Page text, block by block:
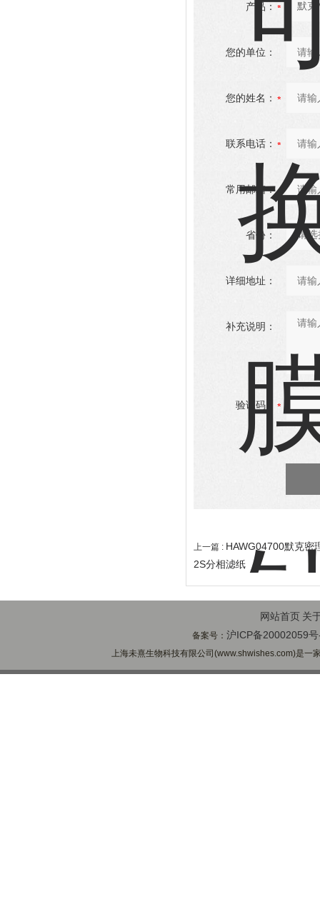
产品：
您的单位：
您的姓名：
联系电话：
常用邮箱：
省份：
详细地址：
补充说明：
验证码：
上一篇 : HAWG04700默克密
2S分相滤纸
网站首页 关
备案号：沪ICP备20002059
上海未熹生物科技有限公司(www.shwishes.com)是一